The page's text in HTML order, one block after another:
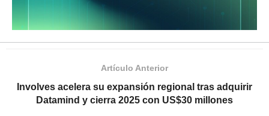
Artículo Anterior
Involves acelera su expansión regional tras adquirir
Datamind y cierra 2025 con US$30 millones